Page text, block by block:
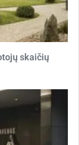
skaičių